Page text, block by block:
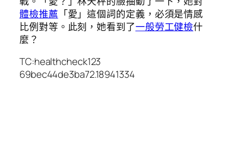
體檢推薦 「愛」這個詞的定義，必須是情感
比例對等。此刻，她看到了一般勞工健檢什
麼？
TC:healthcheck123
69bec44de3ba72.18941334